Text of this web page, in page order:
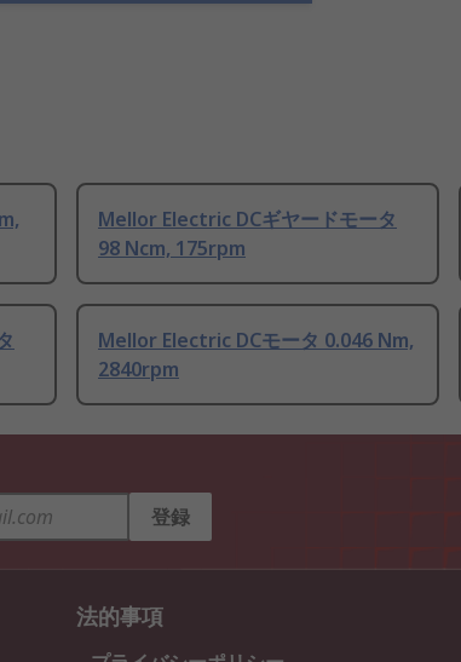
Mellor Electric DCギヤードモータ
98 Ncm, 175rpm
Mellor Electric DCモータ 0.046 Nm,
2840rpm
登録
法的事項